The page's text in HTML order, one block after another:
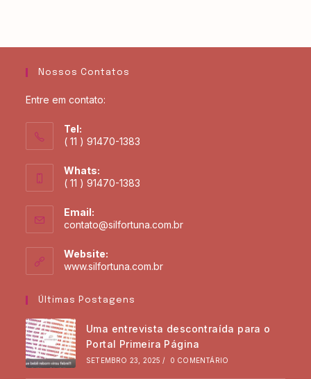
Nossos Contatos
Entre em contato:
Tel:
( 11 ) 91470-1383
Whats:
( 11 ) 91470-1383
Email:
contato@silfortuna.com.br
Website:
www.silfortuna.com.br
Últimas Postagens
Uma entrevista descontraída para o
Portal Primeira Página
SETEMBRO 23, 2025 / 0 COMENTÁRIO